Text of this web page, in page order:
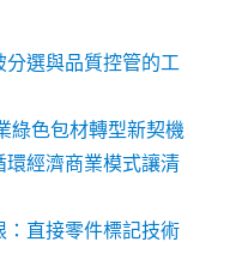
選與品質控管的工
綠色包材轉型新契機
經濟商業模式讓清
直接零件標記技術